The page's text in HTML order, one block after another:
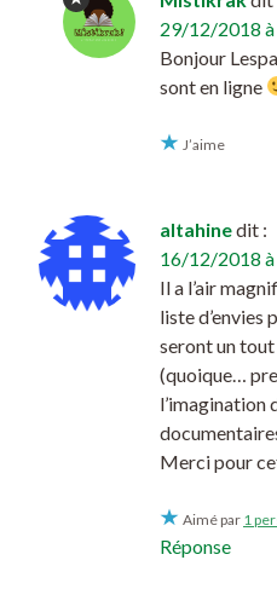
29/12/2018
Bonjour
sont en ligne
J’aime
altahinedit :
16/12/2018 à
Il a l’air
liste d’envies
seront un
(quoique…
l’imagination
Merci pour
Aimé par 1
Réponse